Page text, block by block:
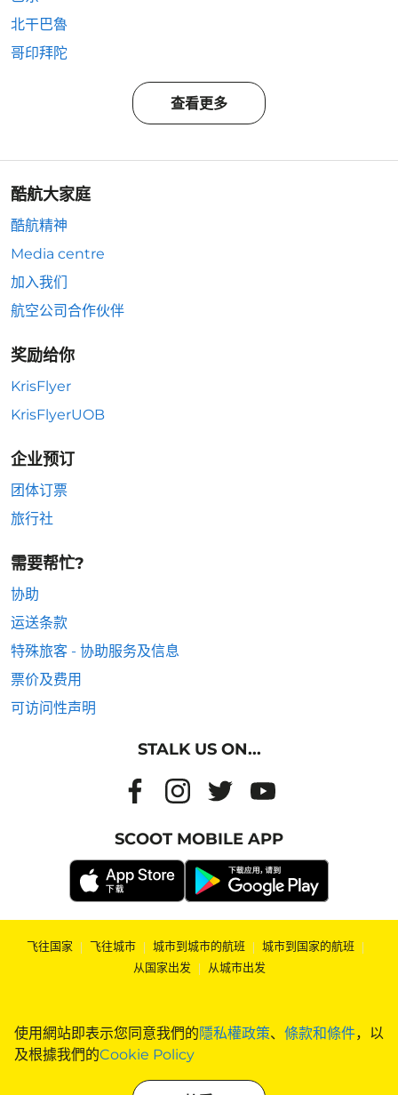
使用網站即表示您同意我們的隱私權政策、 條款和條件，以
及根據我們的Cookie Policy
北干巴魯
哥印拜陀
查看更多
酷航大家庭
酷航精神
Media centre
加入我们
航空公司合作伙伴
奖励给你
KrisFlyer
KrisFlyerUOB
企业预订
团体订票
旅行社
需要帮忙?
协助
运送条款
特殊旅客 - 协助服务及信息
票价及费用
可访问性声明
STALK US ON...
SCOOT MOBILE APP
飞往国家 | 飞往城市 | 城市到城市的航班 | 城市到国家的航班 |
从国家出发 | 从城市出发